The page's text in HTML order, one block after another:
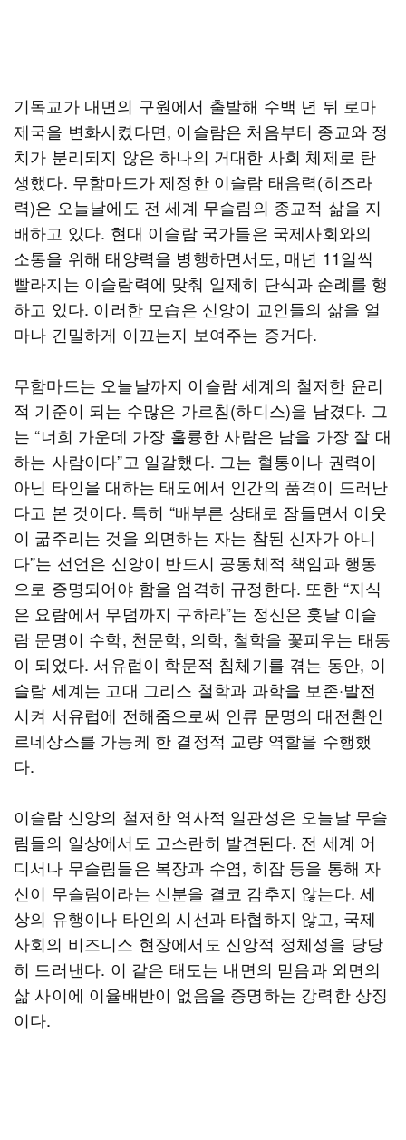
기독교가 내면의 구원에서 출발해 수백 년 뒤 로마
제국을 변화시켰다면, 이슬람은 처음부터 종교와 정
치가 분리되지 않은 하나의 거대한 사회 체제로 탄
생했다. 무함마드가 제정한 이슬람 태음력(히즈라
력)은 오늘날에도 전 세계 무슬림의 종교적 삶을 지
배하고 있다. 현대 이슬람 국가들은 국제사회와의
소통을 위해 태양력을 병행하면서도, 매년 11일씩
빨라지는 이슬람력에 맞춰 일제히 단식과 순례를 행
하고 있다. 이러한 모습은 신앙이 교인들의 삶을 얼
마나 긴밀하게 이끄는지 보여주는 증거다.
무함마드는 오늘날까지 이슬람 세계의 철저한 윤리
적 기준이 되는 수많은 가르침(하디스)을 남겼다. 그
는 “너희 가운데 가장 훌륭한 사람은 남을 가장 잘 대
하는 사람이다”고 일갈했다. 그는 혈통이나 권력이
아닌 타인을 대하는 태도에서 인간의 품격이 드러난
다고 본 것이다. 특히 “배부른 상태로 잠들면서 이웃
이 굶주리는 것을 외면하는 자는 참된 신자가 아니
다”는 선언은 신앙이 반드시 공동체적 책임과 행동
으로 증명되어야 함을 엄격히 규정한다. 또한 “지식
은 요람에서 무덤까지 구하라”는 정신은 훗날 이슬
람 문명이 수학, 천문학, 의학, 철학을 꽃피우는 태동
이 되었다. 서유럽이 학문적 침체기를 겪는 동안, 이
슬람 세계는 고대 그리스 철학과 과학을 보존·발전
시켜 서유럽에 전해줌으로써 인류 문명의 대전환인
르네상스를 가능케 한 결정적 교량 역할을 수행했
다.
이슬람 신앙의 철저한 역사적 일관성은 오늘날 무슬
림들의 일상에서도 고스란히 발견된다. 전 세계 어
디서나 무슬림들은 복장과 수염, 히잡 등을 통해 자
신이 무슬림이라는 신분을 결코 감추지 않는다. 세
상의 유행이나 타인의 시선과 타협하지 않고, 국제
사회의 비즈니스 현장에서도 신앙적 정체성을 당당
히 드러낸다. 이 같은 태도는 내면의 믿음과 외면의
삶 사이에 이율배반이 없음을 증명하는 강력한 상징
이다.